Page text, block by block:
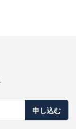
申し込む